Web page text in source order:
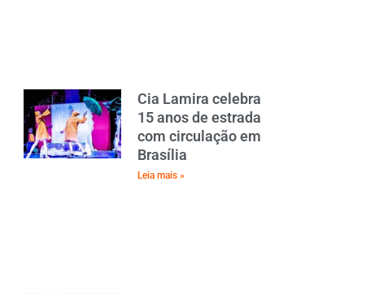
Cia Lamira celebra
15 anos de estrada
com circulação em
Brasília
Leia mais »